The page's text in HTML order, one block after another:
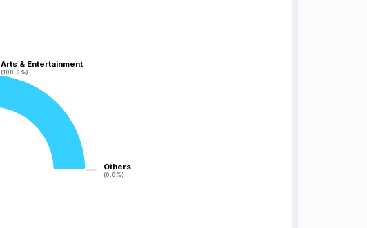
Arts & Entertainment
(100.0%)
Arts & Entertainment
(100.0%)
Others
(0.0%)
Others
(0.0%)